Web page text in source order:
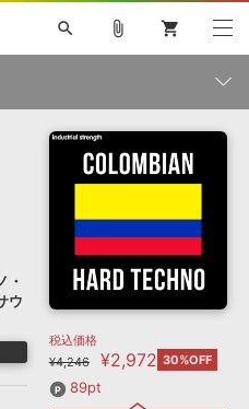
音楽カード
search
巡音ルカ V4X
SPITFIRE AUDIO
MUTANT
ROUTER.FM
フェクト
DAW 効果音
attach_file shopping_cart
・
ウ
税込価格
¥4,246
¥2,972 30%OFF
89pt